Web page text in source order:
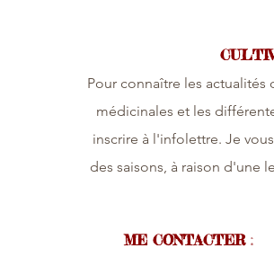
Pour connaître les actualités
médicinales et les
inscrire à l'infolettre. Je
des saisons, à raison d'une
ME CONTACTER: